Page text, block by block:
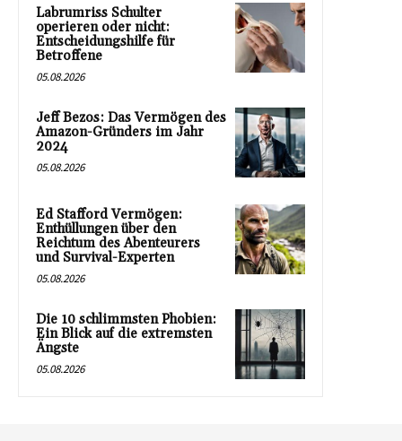
Labrumriss Schulter
operieren oder nicht:
Entscheidungshilfe für
Betroffene
05.08.2026
Jeff Bezos: Das Vermögen des
Amazon-Gründers im Jahr
2024
05.08.2026
Ed Stafford Vermögen:
Enthüllungen über den
Reichtum des Abenteurers
und Survival-Experten
05.08.2026
Die 10 schlimmsten Phobien:
Ein Blick auf die extremsten
Ängste
05.08.2026